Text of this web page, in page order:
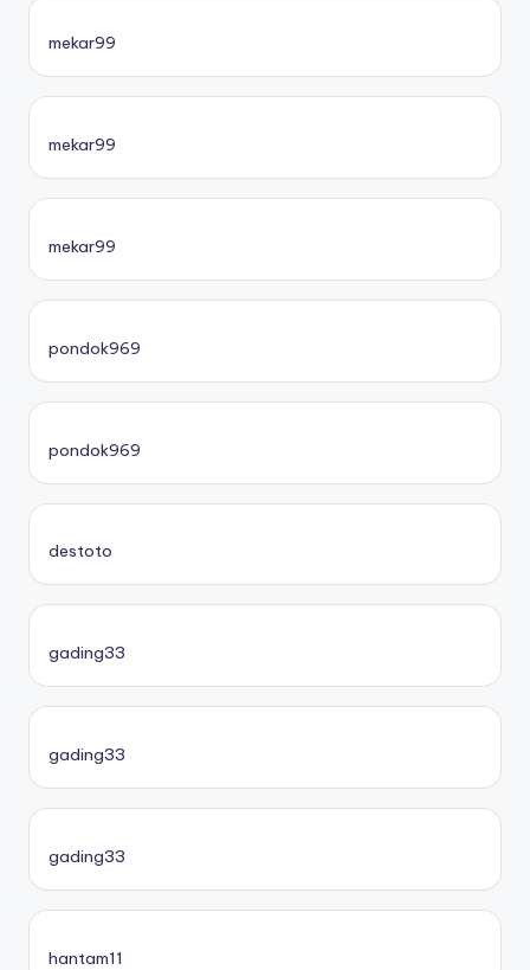
mekar99
mekar99
mekar99
pondok969
pondok969
destoto
gading33
gading33
gading33
hantam11